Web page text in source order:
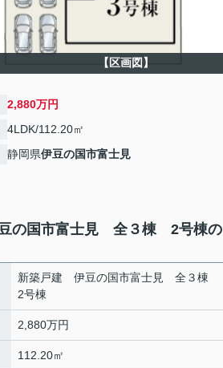
【区画図】
2,880万円
4LDK/112.20㎡
静岡県伊豆の国市富士見
の国市富士見 全３棟 2号棟の
新築戸建 伊豆の国市富士見 全３棟
2号棟
2,880万円
112.20㎡